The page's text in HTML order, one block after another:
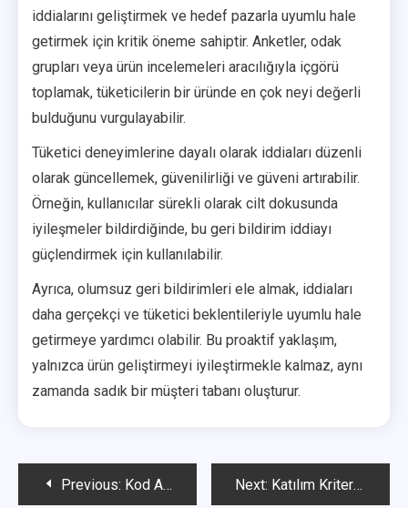
iddialarını geliştirmek ve hedef pazarla uyumlu hale
getirmek için kritik öneme sahiptir. Anketler, odak
grupları veya ürün incelemeleri aracılığıyla içgörü
toplamak, tüketicilerin bir üründe en çok neyi değerli
bulduğunu vurgulayabilir.
Tüketici deneyimlerine dayalı olarak iddiaları düzenli
olarak güncellemek, güvenilirliği ve güveni artırabilir.
Örneğin, kullanıcılar sürekli olarak cilt dokusunda
iyileşmeler bildirdiğinde, bu geri bildirim iddiayı
güçlendirmek için kullanılabilir.
Ayrıca, olumsuz geri bildirimleri ele almak, iddiaları
daha gerçekçi ve tüketici beklentileriyle uyumlu hale
getirmeye yardımcı olabilir. Bu proaktif yaklaşım,
yalnızca ürün geliştirmeyi iyileştirmekle kalmaz, aynı
zamanda sadık bir müşteri tabanı oluşturur.
PostPrevious: Kod Aktivasyonu: Adım adım talimatlar, Platform varyasyonları, Sorun giderme Next: Katılım Kriterleri: Hesap durumu, İzleme gereksinimleri, Uygunluk